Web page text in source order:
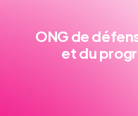
ONG de
et du